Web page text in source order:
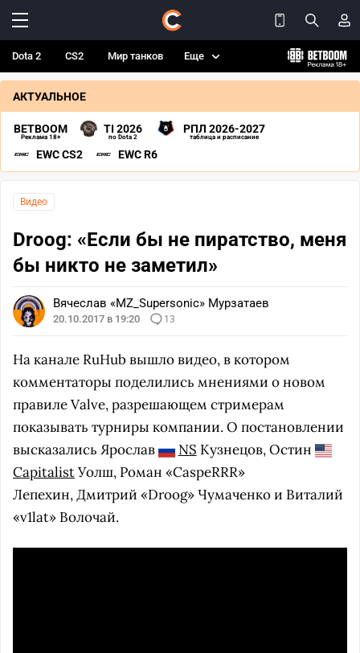
Dota 2 CS2 Мир танков Еще
АКТУАЛЬНОЕ
BETBOOM
Реклама 18+
TI 2026
по Dota 2
РПЛ 2026-2027
таблица и расписание
EWC CS2 EWC R6
Видео
Droog: «Если бы не пиратство, меня
бы никто не заметил»
Вячеслав «MZ_Supersonic» Мурзатаев
20.10.2017 в 19:20 13
На канале RuHub вышло видео, в котором
комментаторы поделились мнениями о новом
правиле Valve, разрешающем стримерам
показывать турниры компании. О постановлении
высказались Ярослав
NS Кузнецов, Остин
CapitalistУолш, Роман «CaspeRRR»
Лепехин, Дмитрий «Droog» Чумаченко и Виталий
«v1lat» Волочай.